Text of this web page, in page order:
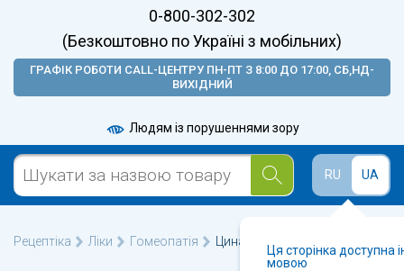
0-800-302-302
(Безкоштовно по Україні з мобільних)
ГРАФІК РОБОТИ CALL-ЦЕНТРУ ПН-ПТ З 8:00 ДО 17:00, СБ,НД-
ВИХІДНИЙ
Людям із порушеннями зору
RU UA
Ця сторінка доступна
мовою
Рецептіка Ліки Гомеопатія Цинабсин таблетки №60